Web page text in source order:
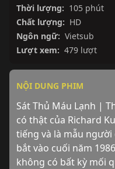
Thời lượng: 105 phút
Chất lượng: HD
Ngôn ngữ: Vietsub
Lượt xem: 479 lượt
NỘI DUNG PHIM
Sát Thủ Máu Lạnh |
có thật của Richard
tiếng và là mẫu
bắt vào cuối năm
không có bất kỳ mối